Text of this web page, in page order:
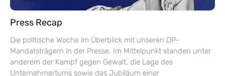
Press Recap
Die politische Woche im Überblick mit unseren DP-
Mandatsträgern in der Presse. Im Mittelpunkt standen unter
anderem der Kampf gegen Gewalt, die Lage des
Unternehmertums sowie das Jubiläum einer